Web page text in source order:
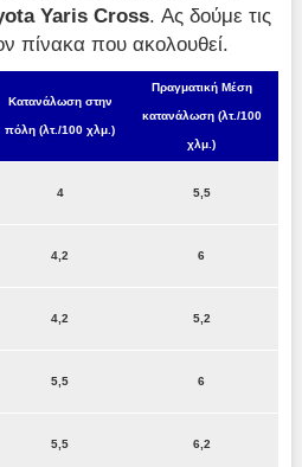
YarisCross. Ας δούμε τις
πίνακα που ακολουθεί.
Κατανάλωση στην
πόλη (λτ./100 χλμ.)
Πραγματική Μέση
κατανάλωση (λτ./100
χλμ.)
4 5,5
4,2 6
4,2 5,2
5,5 6
5,5 6,2